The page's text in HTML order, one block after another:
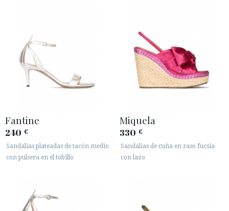
Fantine
240 €
Sandalias plateadas de tacón medio
con pulsera en el tobillo
Miquela
330 €
Sandalias de cuña en raso fucsia
con lazo